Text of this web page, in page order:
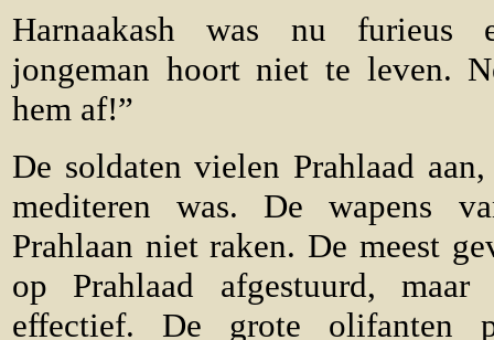
Harnaakash was nu furieus
jongeman hoort niet te leven.
hem af!”
De soldaten vielen Prahlaad
mediteren was. De wapens
Prahlaan niet raken. De meest
op Prahlaad afgestuurd,
effectief. De grote olifanten